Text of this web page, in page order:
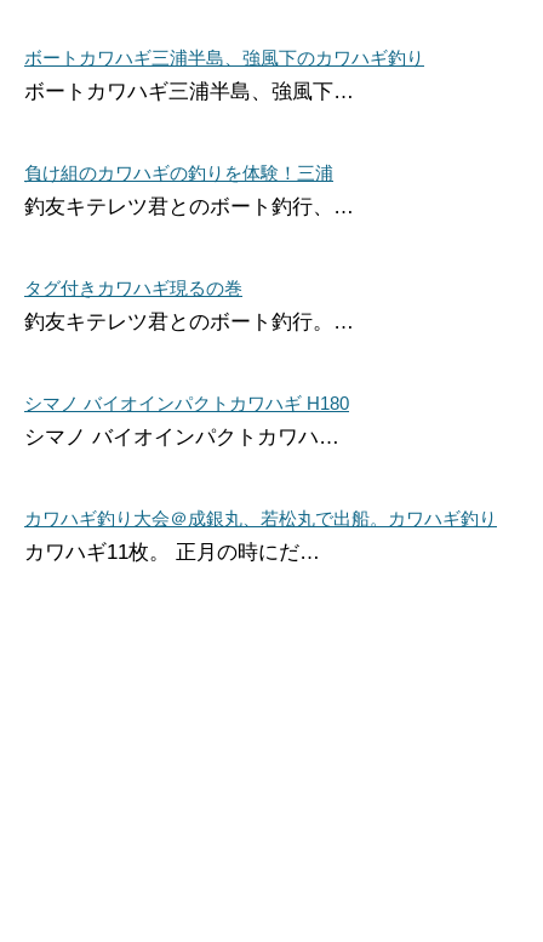
ボートカワハギ三浦半島、強風下のカワハギ釣り
ボートカワハギ三浦半島、強風下…
負け組のカワハギの釣りを体験！三浦
釣友キテレツ君とのボート釣行、…
タグ付きカワハギ現るの巻
釣友キテレツ君とのボート釣行。…
シマノ バイオインパクトカワハギ H180
シマノ バイオインパクトカワハ…
カワハギ釣り大会＠成銀丸、若松丸で出船。カワハギ釣り
カワハギ11枚。 正月の時にだ…